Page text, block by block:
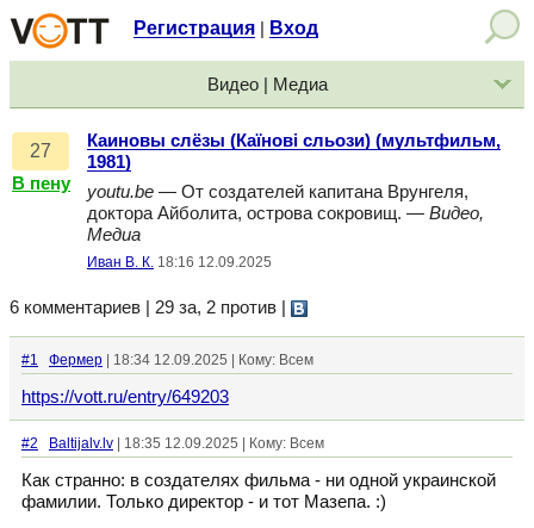
Регистрация Вход
Видео | Медиа
27
В пену
Каиновы слёзы (Каїнові сльози) (мультфильм,
1981)
youtu.be — От создателей капитана Врунгеля,
доктора Айболита, острова сокровищ. — Видео,
Медиа
Иван В. К. 18:16 12.09.2025
6 комментариев | 29 за, 2 против
#1 Фермер | 18:34 12.09.2025 | Кому: Всем
https://vott.ru/entry/649203
#2 Baltijalv.lv | 18:35 12.09.2025 | Кому: Всем
Как странно: в создателях фильма - ни одной украинской
фамилии. Только директор - и тот Мазепа. :)